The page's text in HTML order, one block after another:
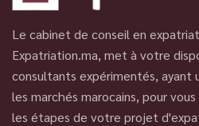
Le cabinet de conseil en
Expatriation.ma, met à votre
consultants expérimentés, ayant
les marchés marocains, pour
les étapes de votre projet